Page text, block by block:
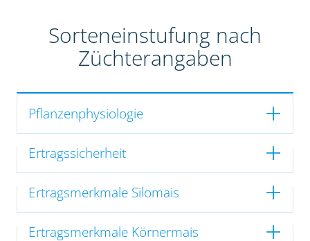
Sorteneinstufung nach
Züchterangaben
Pflanzenphysiologie
Ertragssicherheit
Ertragsmerkmale Silomais
Ertragsmerkmale Körnermais